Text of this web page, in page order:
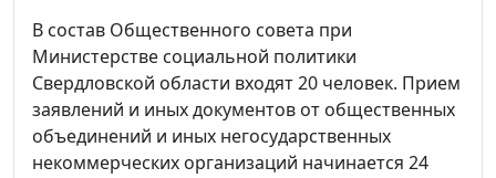
В состав Общественного совета при
Министерстве социальной политики
Свердловской области входят 20 человек. Прием
заявлений и иных документов от общественных
объединений и иных негосударственных
некоммерческих организаций начинается 24